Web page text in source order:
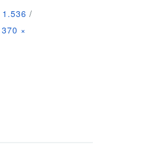
/
370 ×